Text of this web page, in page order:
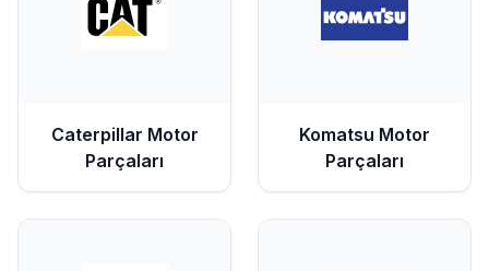
Caterpillar Motor
Parçaları
Komatsu Motor
Parçaları